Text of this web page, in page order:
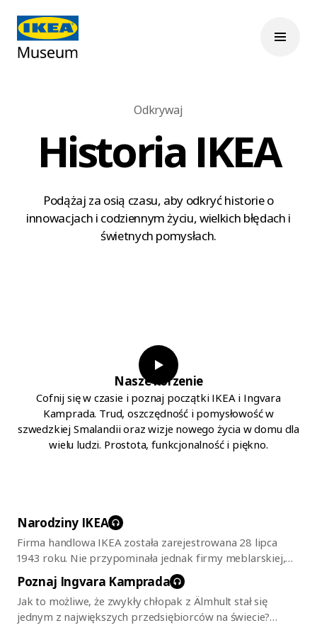
Odkrywaj
Historia IKEA
Podążaj za osią czasu, aby odkryć historie o
innowacjach i codziennym życiu, wielkich błędach i
świetnych pomysłach.
Nasze korzenie
Cofnij się w czasie i poznaj początki IKEA i Ingvara
Kamprada. Trud, oszczędność i pomysłowość w
szwedzkiej Smalandii oraz wizje nowego życia w domu dla
wielu ludzi. Prostota, funkcjonalność i piękno.
Narodziny IKEA
Firma handlowa IKEA została zarejestrowana 28 lipca
1943 roku. Nie przypominała jednak firmy meblarskiej,
którą znamy dzisiaj. Na początku działalności Ingvar
Kamprad importował wieczne pióra, zegarki i rajstopy,
zgłębiając tajniki handlu krok po kroku. Kiedy jednak
napotkał problemy związane z pozwoleniami na
Poznaj Ingvara Kamprada
Jak to możliwe, że zwykły chłopak z Älmhult stał się
jednym z największych przedsiębiorców na świecie?